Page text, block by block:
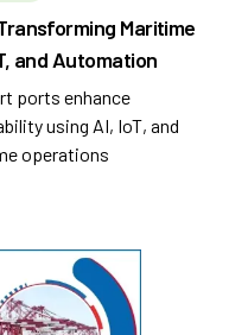
Maritime
and Automation
ports enhance
using AI, IoT, and
operations.